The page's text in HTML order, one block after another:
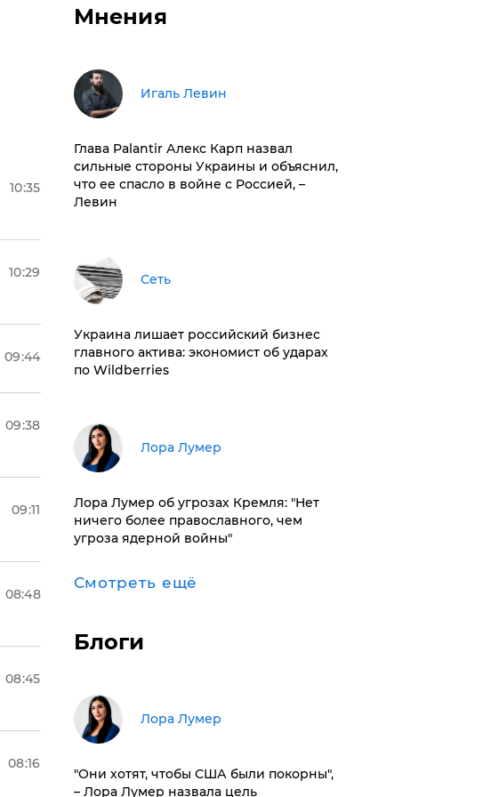
10:35
10:29
09:44
09:38
09:11
08:48
08:45
08:16
Мнения
Игаль Левин
Глава Palantir Алекс Карп назвал
сильные стороны Украины и объяснил,
что ее спасло в войне с Россией, –
Левин
Сеть
​Украина лишает российский бизнес
главного актива: экономист об ударах
по Wildberries
​Лора Лумер
Лора Лумер об угрозах Кремля: "Нет
ничего более православного, чем
угроза ядерной войны"
Смотреть ещё
Блоги
​Лора Лумер
"Они хотят, чтобы США были покорны",
– Лора Лумер назвала цель